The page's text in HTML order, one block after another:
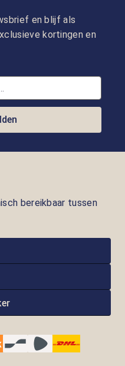
en blijf als
kortingen en
bereikbaar tussen